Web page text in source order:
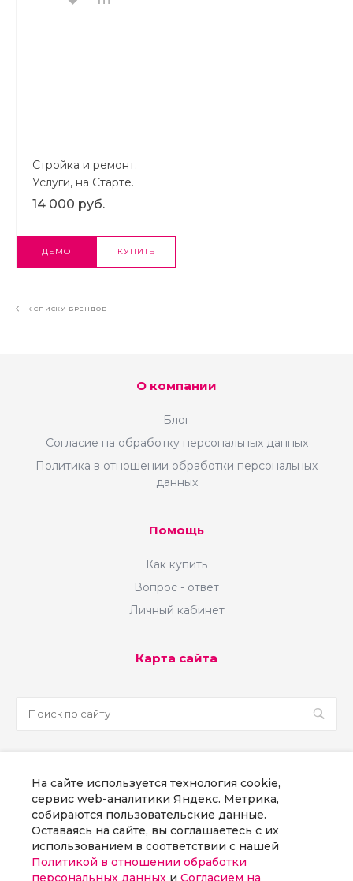
Стройка и ремонт.
Услуги, на Старте.
14 000 руб.
ДЕМО КУПИТЬ
К СПИСКУ БРЕНДОВ
О компании
Блог
Согласие на обработку персональных данных
Политика в отношении обработки персональных
данных
Помощь
Как купить
Вопрос - ответ
Личный кабинет
Карта сайта
8 800 300 58 70
г. Москва, наб Пресненская, д. 8, стр. 1
Заказать звонок
На сайте используется технология cookie,
сервис web-аналитики Яндекс. Метрика,
собираются пользовательские данные.
Оставаясь на сайте, вы соглашаетесь с их
использованием в соответствии с нашей
Политикой в отношении обработки
персональных данных и Согласием на